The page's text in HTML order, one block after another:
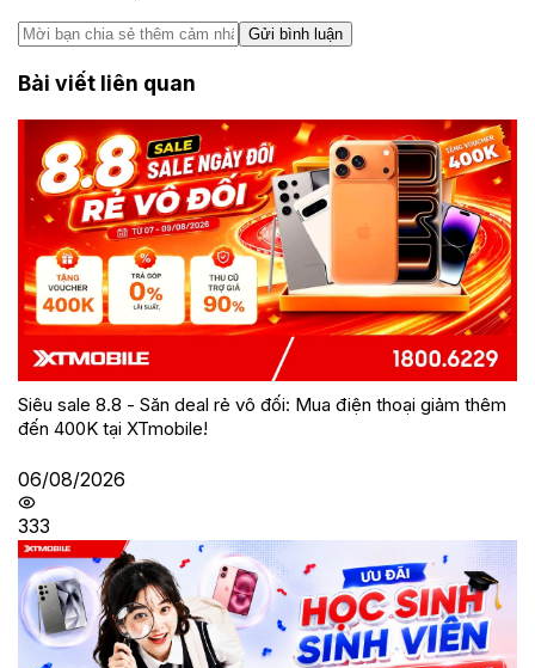
Gửi bình luận
Bài viết liên quan
Siêu sale 8.8 - Săn deal rẻ vô đối: Mua điện thoại giảm thêm
đến 400K tại XTmobile!
06/08/2026
333